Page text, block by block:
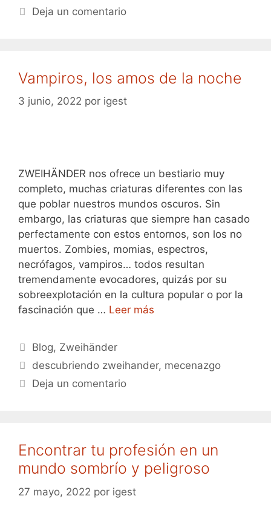
Deja un comentario
Vampiros, los amos de la noche
3 junio, 2022 por igest
ZWEIHÄNDER nos ofrece un bestiario muy
completo, muchas criaturas diferentes con las
que poblar nuestros mundos oscuros. Sin
embargo, las criaturas que siempre han casado
perfectamente con estos entornos, son los no
muertos. Zombies, momias, espectros,
necrófagos, vampiros… todos resultan
tremendamente evocadores, quizás por su
sobreexplotación en la cultura popular o por la
fascinación que … Leer más
Categorías
Blog, Zweihänder
Etiquetas
descubriendo zweihander, mecenazgo
Deja un comentario
Encontrar tu profesión en un
mundo sombrío y peligroso
27 mayo, 2022 por igest